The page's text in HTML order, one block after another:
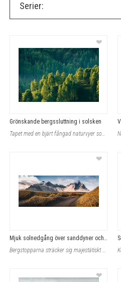
Serier:
❤
Grönskande bergssluttning i solsken
Tapet med en bjärt fångad naturvyer som framhäver en skogsklädd sluttning där so
❤
Mjuk solnedgång över sanddyner och berg
Bergstopparna sträcker sig majestätiskt mot en molnig himmel där solnedgångens v
❤